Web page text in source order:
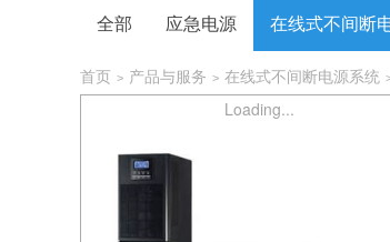
全部 应急电源 在线式不间断
首页 > 产品与服务 > 在线式不间断电源系统
Loading...